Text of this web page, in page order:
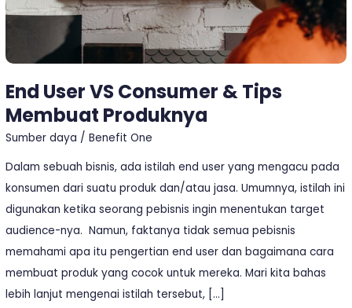
End User VS Consumer & Tips
Membuat Produknya
Sumber daya /Benefit One
Dalam sebuah bisnis, ada istilah end user yang mengacu pada
konsumen dari suatu produk dan/atau jasa. Umumnya, istilah ini
digunakan ketika seorang pebisnis ingin menentukan target
audience-nya. Namun, faktanya tidak semua pebisnis
memahami apa itu pengertian end user dan bagaimana cara
membuat produk yang cocok untuk mereka. Mari kita bahas
lebih lanjut mengenai istilah tersebut, […]